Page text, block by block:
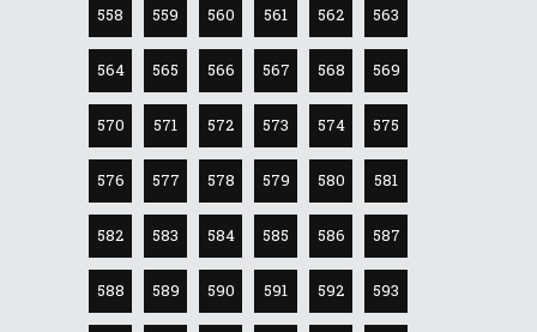
558 559 560 561 562 563
564 565 566 567 568 569
570 571 572 573 574 575
576 577 578 579 580 581
582 583 584 585 586 587
588 589 590 591 592 593